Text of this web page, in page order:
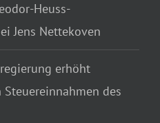
Heuss-
Jens Nettekoven
erhöht
des